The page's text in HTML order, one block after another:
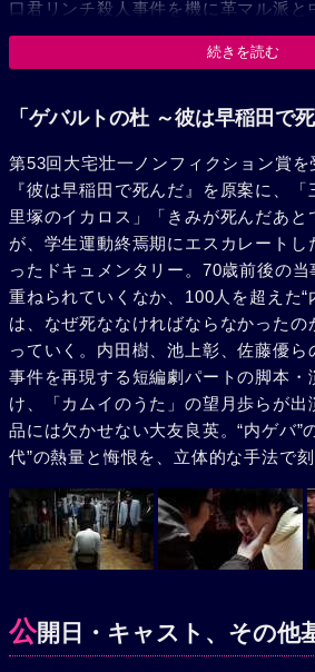
口君リンチ殺人事件を機に革マル派と
社青同解放派（日本社会主義青年同盟
形でエスカレートしていく。その結果
理想に燃えた約50年前の若者たちが犯
らなければならない。
続きを読む
「ゲバルトの杜 ～彼は早稲田で
第53回大宅壮一ノンフィクション賞
『彼は早稲田で死んだ』を原案に、
里塚のイカロス」「きみが死んだあと
が、学生運動終焉期にエスカレートし
ったドキュメンタリー。70歳前後の
重ねられていくなか、100人を超えた“
は、なぜ死ななければならなかったの
っていく。内田樹、池上彰、佐藤優
事件を再現する短編劇パートの脚本・
け、「カムイのうた」の望月歩らが出
品には欠かせない大友良英。“内ゲバ”
代”の熱量と悔恨を、立体的な手法で刻
公開日・キャスト、その他